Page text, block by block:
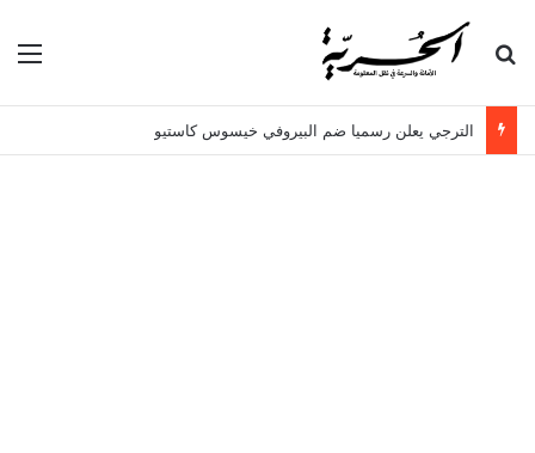
بحث عن
الترجي يعلن رسميا ضم البيروفي خيسوس كاستيو